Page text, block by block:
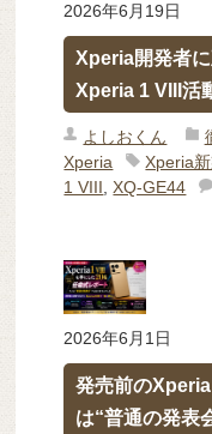
2026年6月19日
Xperia開発者に
Xperia 1 VIII活
よしおくん
Xperia
Xperia
1 VIII,XQ-GE44
2026年6月1日
発売前の
は“普通の発表